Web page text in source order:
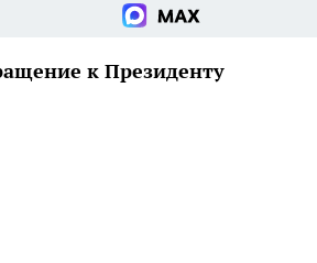
к Президенту